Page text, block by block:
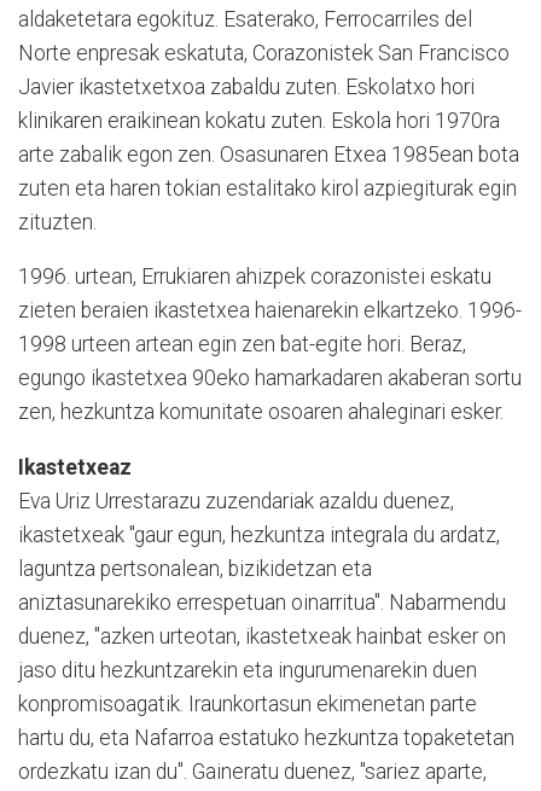
aldaketetara egokituz. Esaterako, Ferrocarriles del
Norte enpresak eskatuta, Corazonistek San Francisco
Javier ikastetxetxoa zabaldu zuten. Eskolatxo hori
klinikaren eraikinean kokatu zuten. Eskola hori 1970ra
arte zabalik egon zen. Osasunaren Etxea 1985ean bota
zuten eta haren tokian estalitako kirol azpiegiturak egin
zituzten.
1996. urtean, Errukiaren ahizpek corazonistei eskatu
zieten beraien ikastetxea haienarekin elkartzeko. 1996-
1998 urteen artean egin zen bat-egite hori. Beraz,
egungo ikastetxea 90eko hamarkadaren akaberan sortu
zen, hezkuntza komunitate osoaren ahaleginari esker.
Ikastetxeaz
Eva Uriz Urrestarazu zuzendariak azaldu duenez,
ikastetxeak "gaur egun, hezkuntza integrala du ardatz,
laguntza pertsonalean, bizikidetzan eta
aniztasunarekiko errespetuan oinarritua". Nabarmendu
duenez, "azken urteotan, ikastetxeak hainbat esker on
jaso ditu hezkuntzarekin eta ingurumenarekin duen
konpromisoagatik. Iraunkortasun ekimenetan parte
hartu du, eta Nafarroa estatuko hezkuntza topaketetan
ordezkatu izan du". Gaineratu duenez, "sariez aparte,